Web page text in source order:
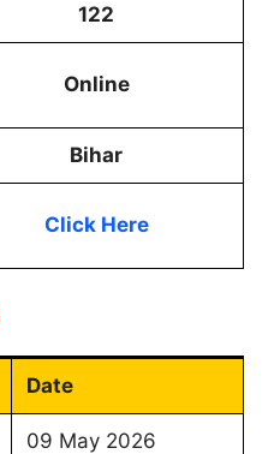
122
Online
Bihar
Click Here
Date
09 May 2026